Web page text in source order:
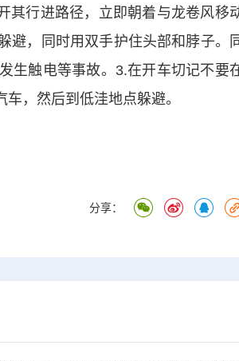
其行进路径，立即朝着与龙卷风移
避，同时用双手护住头部和脖子。
生触电等事故。3.在开车切记不要
，然后到低洼地点躲避。
分享：